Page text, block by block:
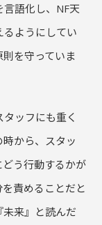
語化し、NF天
ようにしてい
を守っていま
ッフにも重く
から、スタッ
う行動するかが
責めることだと
来』と読んだ